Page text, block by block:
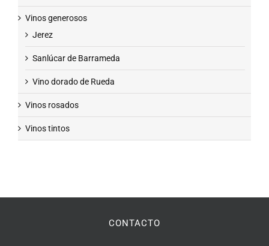
Vinos generosos
Jerez
Sanlúcar de Barrameda
Vino dorado de Rueda
Vinos rosados
Vinos tintos
CONTACTO